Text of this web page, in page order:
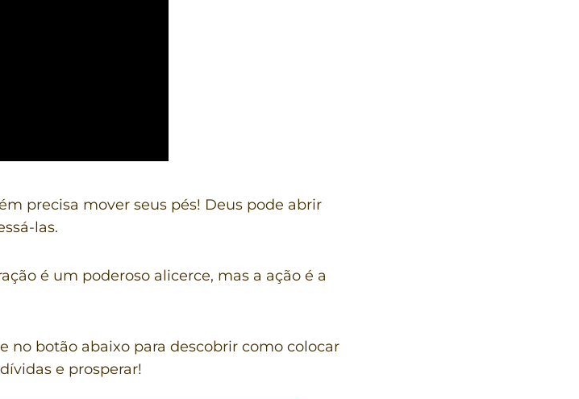
precisa mover seus pés! Deus pode abrir
las.
é um poderoso alicerce, mas a ação é a
no botão abaixo para descobrir como colocar
e prosperar!